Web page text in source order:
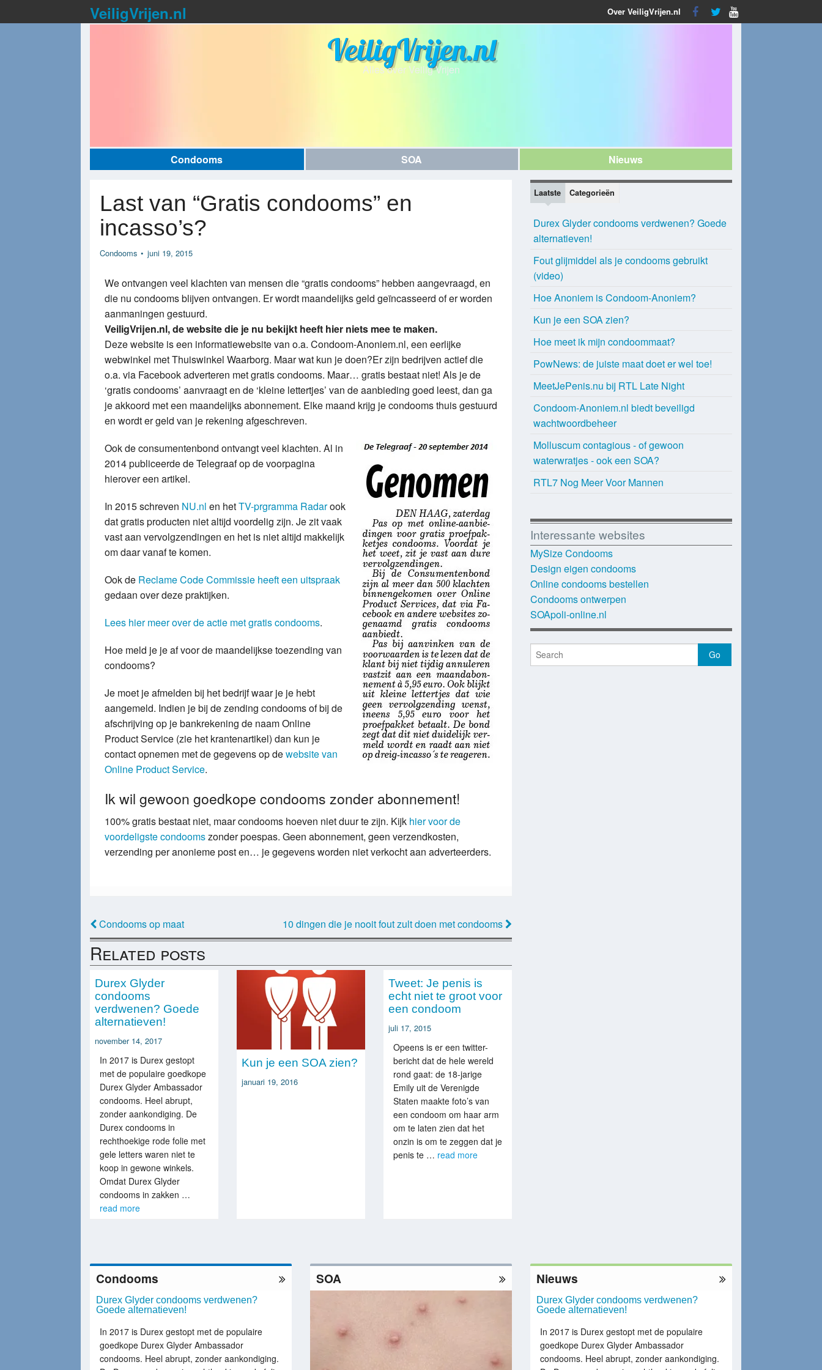
VeiligVrijen.nl Over VeiligVrijen.nl
VeiligVrijen.nl
Alles over Veilig Vrijen
Condooms SOA Nieuws
Last van “Gratis condooms” en
incasso’s?
Condooms • juni 19, 2015
We ontvangen veel klachten van mensen die “gratis condooms” hebben aangevraagd, en
die nu condooms blijven ontvangen. Er wordt maandelijks geld geïncasseerd of er worden
aanmaningen gestuurd.
VeiligVrijen.nl, de website die je nu bekijkt heeft hier niets mee te maken.
Deze website is een informatiewebsite van o.a. Condoom-Anoniem.nl, een eerlijke
webwinkel met Thuiswinkel Waarborg. Maar wat kun je doen?Er zijn bedrijven actief die
o.a. via Facebook adverteren met gratis condooms. Maar… gratis bestaat niet! Als je de
‘gratis condooms’ aanvraagt en de ‘kleine lettertjes’ van de aanbieding goed leest, dan ga
je akkoord met een maandelijks abonnement. Elke maand krijg je condooms thuis gestuurd
en wordt er geld van je rekening afgeschreven.
Ook de consumentenbond ontvangt veel klachten. Al in
2014 publiceerde de Telegraaf op de voorpagina
hierover een artikel.
In 2015 schreven NU.nl en hetTV-prgramma Radarook
dat gratis producten niet altijd voordelig zijn. Je zit vaak
vast aan vervolgzendingen en het is niet altijd makkelijk
om daar vanaf te komen.
Ook de Reclame Code Commissie heeft een uitspraak
gedaan over deze praktijken.
Lees hier meer over de actie met gratis condooms.
Hoe meld je je af voor de maandelijkse toezending van
condooms?
Je moet je afmelden bij het bedrijf waar je je hebt
aangemeld. Indien je bij de zending condooms of bij de
afschrijving op je bankrekening de naam Online
Product Service (zie het krantenartikel) dan kun je
contact opnemen met de gegevens op dewebsite van
Online Product Service.
Ik wil gewoon goedkope condooms zonder abonnement!
100% gratis bestaat niet, maar condooms hoeven niet duur te zijn. Kijk hier voor de
voordeligste condoomszonder poespas. Geen abonnement, geen verzendkosten,
verzending per anonieme post en… je gegevens worden niet verkocht aan adverteerders.
Condooms op maat 10 dingen die je nooit fout zult doen met condooms
Related posts
Durex Glyder
condooms
verdwenen? Goede
alternatieven!
november 14, 2017
In 2017 is Durex gestopt
met de populaire goedkope
Durex Glyder Ambassador
condooms. Heel abrupt,
zonder aankondiging. De
Durex condooms in
rechthoekige rode folie met
gele letters waren niet te
koop in gewone winkels.
Omdat Durex Glyder
condooms in zakken …
read more
Kun je een SOA zien?
januari 19, 2016
Tweet: Je penis is
echt niet te groot voor
een condoom
juli 17, 2015
Opeens is er een twitter-
bericht dat de hele wereld
rond gaat: de 18-jarige
Emily uit de Verenigde
Staten maakte foto’s van
een condoom om haar arm
om te laten zien dat het
onzin is om te zeggen dat je
penis te … read more
Laatste Categorieën
Durex Glyder condooms verdwenen? Goede
alternatieven!
Fout glijmiddel als je condooms gebruikt
(video)
Hoe Anoniem is Condoom-Anoniem?
Kun je een SOA zien?
Hoe meet ik mijn condoommaat?
PowNews: de juiste maat doet er wel toe!
MeetJePenis.nu bij RTL Late Night
Condoom-Anoniem.nl biedt beveiligd
wachtwoordbeheer
Molluscum contagious - of gewoon
waterwratjes - ook een SOA?
RTL7 Nog Meer Voor Mannen
Interessante websites
MySize Condooms
Design eigen condooms
Online condooms bestellen
Condooms ontwerpen
SOApoli-online.nl
Condooms
Durex Glyder condooms verdwenen?
Goede alternatieven!
In 2017 is Durex gestopt met de populaire
goedkope Durex Glyder Ambassador
condooms. Heel abrupt, zonder aankondiging.
SOA Nieuws
Durex Glyder condooms verdwenen?
Goede alternatieven!
In 2017 is Durex gestopt met de populaire
goedkope Durex Glyder Ambassador
condooms. Heel abrupt, zonder aankondiging.